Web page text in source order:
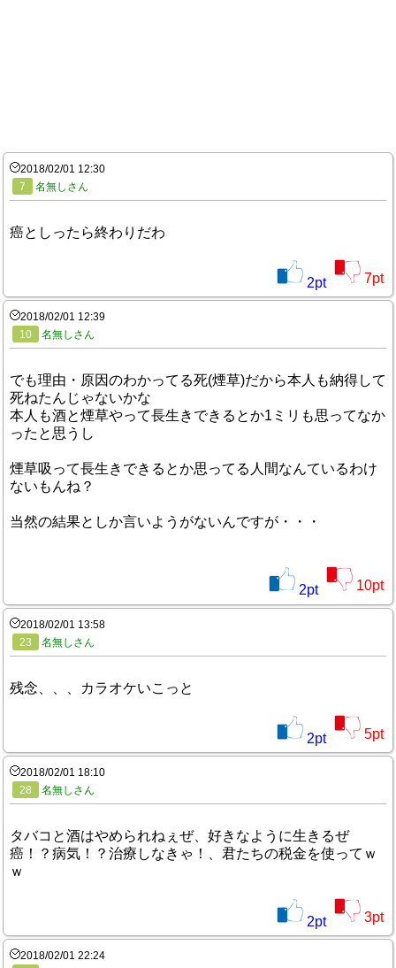
2018/02/01 12:30
7
名無しさん
癌としったら終わりだわ
2pt 7pt
2018/02/01 12:39
10
名無しさん
でも理由・原因のわかってる死(煙草)だから本人も納得して
死ねたんじゃないかな
本人も酒と煙草やって長生きできるとか1ミリも思ってなか
ったと思うし
煙草吸って長生きできるとか思ってる人間なんているわけ
ないもんね？
当然の結果としか言いようがないんですが・・・
2pt 10pt
2018/02/01 13:58
23
名無しさん
残念、、、カラオケいこっと
2pt 5pt
2018/02/01 18:10
28
名無しさん
タバコと酒はやめられねぇぜ、好きなように生きるぜ
癌！？病気！？治療しなきゃ！、君たちの税金を使ってｗ
ｗ
2pt 3pt
2018/02/01 22:24